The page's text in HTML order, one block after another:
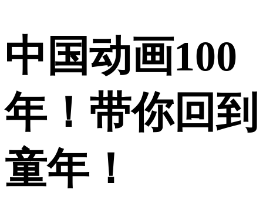
中国动画100
年！带你回到
童年！